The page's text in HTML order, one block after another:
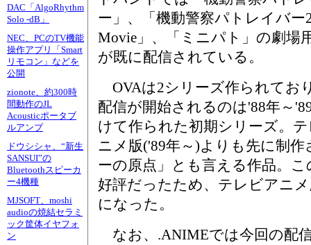
DAC「AlgoRhythm
Solo -dB」
NEC、PCのTV機能
操作アプリ「Smart
リモコン」などを
公開
zionote、約300時
間動作のJL
Acousticポータブ
ルアンプ
ドウシシャ、“新生
SANSUI”の
Bluetoothスピーカ
ー4機種
MJSOFT、moshi
audioの焼結セラミ
ック筐体イヤフォ
ン
ー」、「機動警察パトレイバー
Movie」、「ミニパト」の劇場
が既に配信されている。
OVAは2シリーズ作られてお
配信が開始されるのは'88年～
けて作られた初期シリーズ。
ニメ版('89年～)よりも先に制
ーの原点」とも言える作品。
好評だったため、テレビアニ
になった。
なお、.ANIMEでは今回の配